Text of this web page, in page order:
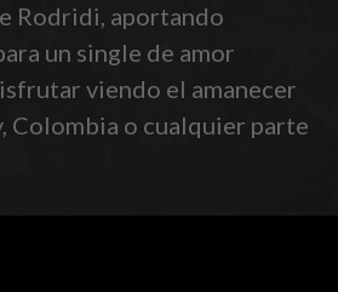
Rodridi, aportando
un single de amor
viendo el amanecer
Colombia o cualquier parte